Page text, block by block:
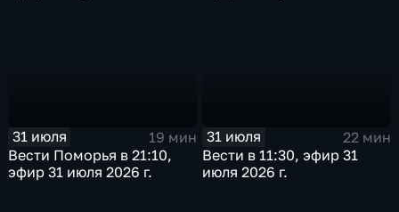
31 июля
19 мин
Вести Поморья в 21:10,
эфир 31 июля 2026 г.
31 июля
22 мин
Вести в 11:30, эфир 31
июля 2026 г.